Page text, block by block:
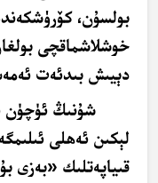
بولسۇن،
خوشلاشماقچى
دېيىش بىدئەت
شۇنىڭ ئۈچۈن
لېكىن ئەھلى
قىياپەتلىك «بەزى